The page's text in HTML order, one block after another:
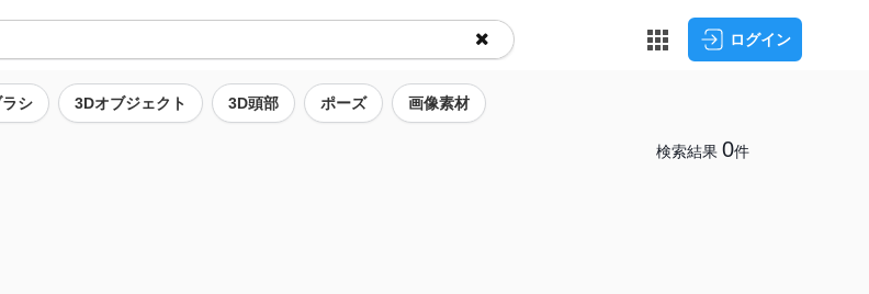
ログイン
ラシ 3Dオブジェクト 3D頭部 ポーズ 画像素材
検索結果 0件